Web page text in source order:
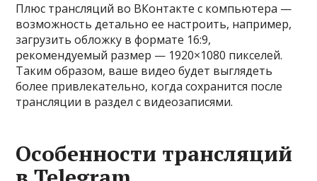
Плюс трансляций во ВКонтакте с компьютера —
возможность детально ее настроить, например,
загрузить обложку в формате 16:9,
рекомендуемый размер — 1920×1080 пикселей.
Таким образом, ваше видео будет выглядеть
более привлекательно, когда сохранится после
трансляции в раздел с видеозаписями.
Особенности трансляций